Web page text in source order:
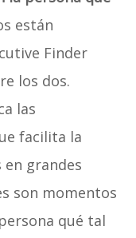
están
Finder
los dos.
las
facilita la
grandes
son momentos
qué tal